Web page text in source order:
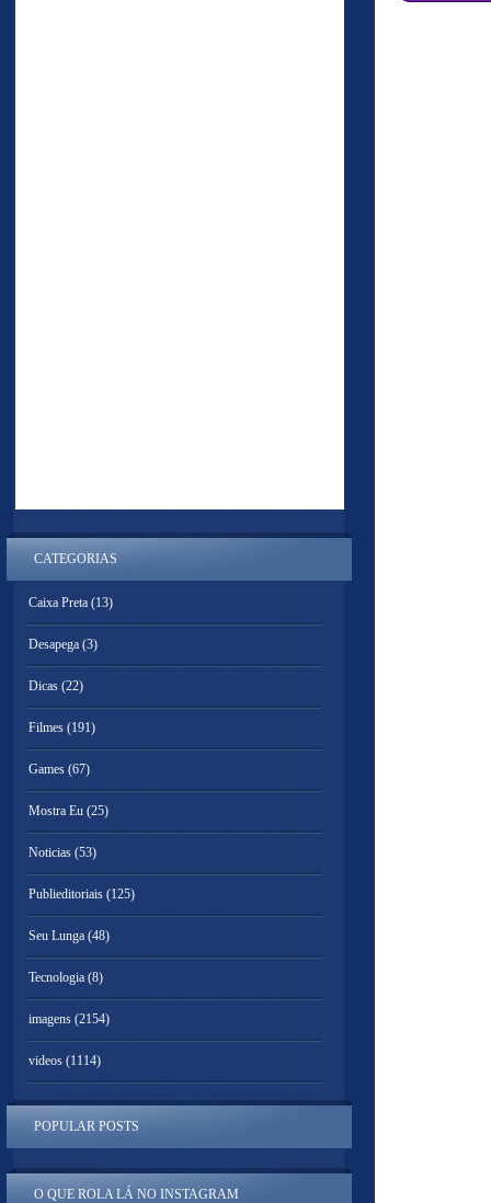
CATEGORIAS
Caixa Preta (13)
Desapega (3)
Dicas (22)
Filmes (191)
Games (67)
Mostra Eu (25)
Noticias (53)
Publieditoriais (125)
Seu Lunga (48)
Tecnologia (8)
imagens (2154)
videos (1114)
POPULAR POSTS
O QUE ROLA LÁ NO INSTAGRAM